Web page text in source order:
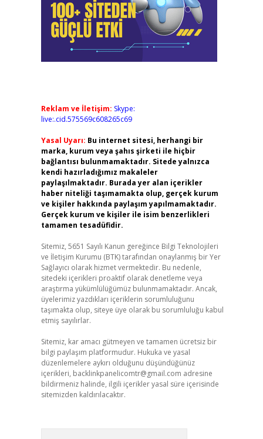
Reklam ve İletişim: Skype:
live:.cid.575569c608265c69
Yasal Uyarı: Bu internet sitesi, herhangi bir
marka, kurum veya şahıs şirketi ile hiçbir
bağlantısı bulunmamaktadır. Sitede yalnızca
kendi hazırladığımız makaleler
paylaşılmaktadır. Burada yer alan içerikler
haber niteliği taşımamakta olup, gerçek kurum
ve kişiler hakkında paylaşım yapılmamaktadır.
Gerçek kurum ve kişiler ile isim benzerlikleri
tamamen tesadüfidir.
Sitemiz, 5651 Sayılı Kanun gereğince Bilgi Teknolojileri
ve İletişim Kurumu (BTK) tarafından onaylanmış bir Yer
Sağlayıcı olarak hizmet vermektedir. Bu nedenle,
sitedeki içerikleri proaktif olarak denetleme veya
araştırma yükümlülüğümüz bulunmamaktadır. Ancak,
üyelerimiz yazdıkları içeriklerin sorumluluğunu
taşımakta olup, siteye üye olarak bu sorumluluğu kabul
etmiş sayılırlar.
Sitemiz, kar amacı gütmeyen ve tamamen ücretsiz bir
bilgi paylaşım platformudur. Hukuka ve yasal
düzenlemelere aykırı olduğunu düşündüğünüz
içerikleri, backlinkpanelicomtr@gmail.com adresine
bildirmeniz halinde, ilgili içerikler yasal süre içerisinde
sitemizden kaldırılacaktır.